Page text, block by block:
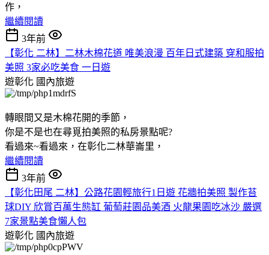
作，
繼續閱讀
3年前
【彰化 二林】二林木棉花道 唯美浪漫 百年日式建築 穿和服拍
美照 3家必吃美食 一日遊
遊彰化 國內旅遊
轉眼間又是木棉花開的季節，
你是不是也在尋覓拍美照的私房景點呢?
看過來~看過來，在彰化二林華崙里，
繼續閱讀
3年前
【彰化田尾 二林】公路花園輕旅行1日遊 花牆拍美照 製作苔
球DIY 欣賞百萬生態缸 葡萄莊園品美酒 火龍果園吃冰沙 嚴選
7家景點美食懶人包
遊彰化 國內旅遊